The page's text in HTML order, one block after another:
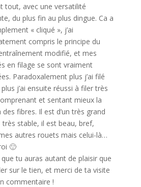
tout, avec une versatilité
du plus fin au plus dingue. Ca a
« cliqué », j’ai
compris le principe du
modifié, et mes
en filage se sont vraiment
Paradoxalement plus j’ai filé
j’ai ensuite réussi à filer très
et sentant mieux la
fibres. Il est d’un très grand
stable, il est beau, bref,
autres rouets mais celui-là…
🙂
que tu auras autant de plaisir que
sur le tien, et merci de ta visite
commentaire !